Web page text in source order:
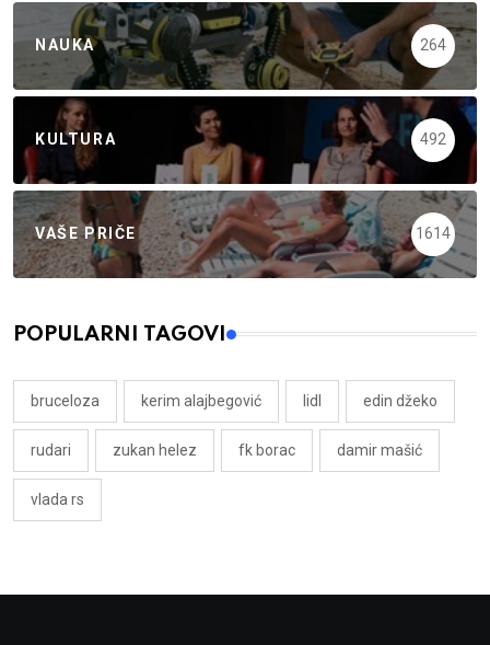
NAUKA 264
KULTURA 492
VAŠE PRIČE 1614
POPULARNI TAGOVI
bruceloza kerim alajbegović lidl edin džeko
rudari zukan helez fk borac damir mašić
vlada rs